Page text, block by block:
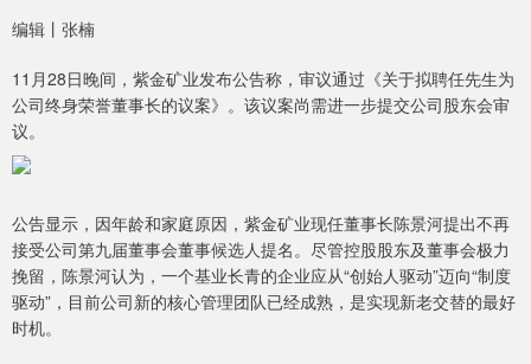
编辑丨张楠
11月28日晚间，紫金矿业发布公告称，审议通过《关于拟聘任先生为
公司终身荣誉董事长的议案》。该议案尚需进一步提交公司股东会审
议。
公告显示，因年龄和家庭原因，紫金矿业现任董事长陈景河提出不再
接受公司第九届董事会董事候选人提名。尽管控股股东及董事会极力
挽留，陈景河认为，一个基业长青的企业应从“创始人驱动”迈向“制度
驱动”，目前公司新的核心管理团队已经成熟，是实现新老交替的最好
时机。